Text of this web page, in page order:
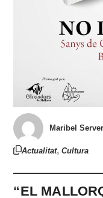
Maribel
Actualitat,Cultura
“EL